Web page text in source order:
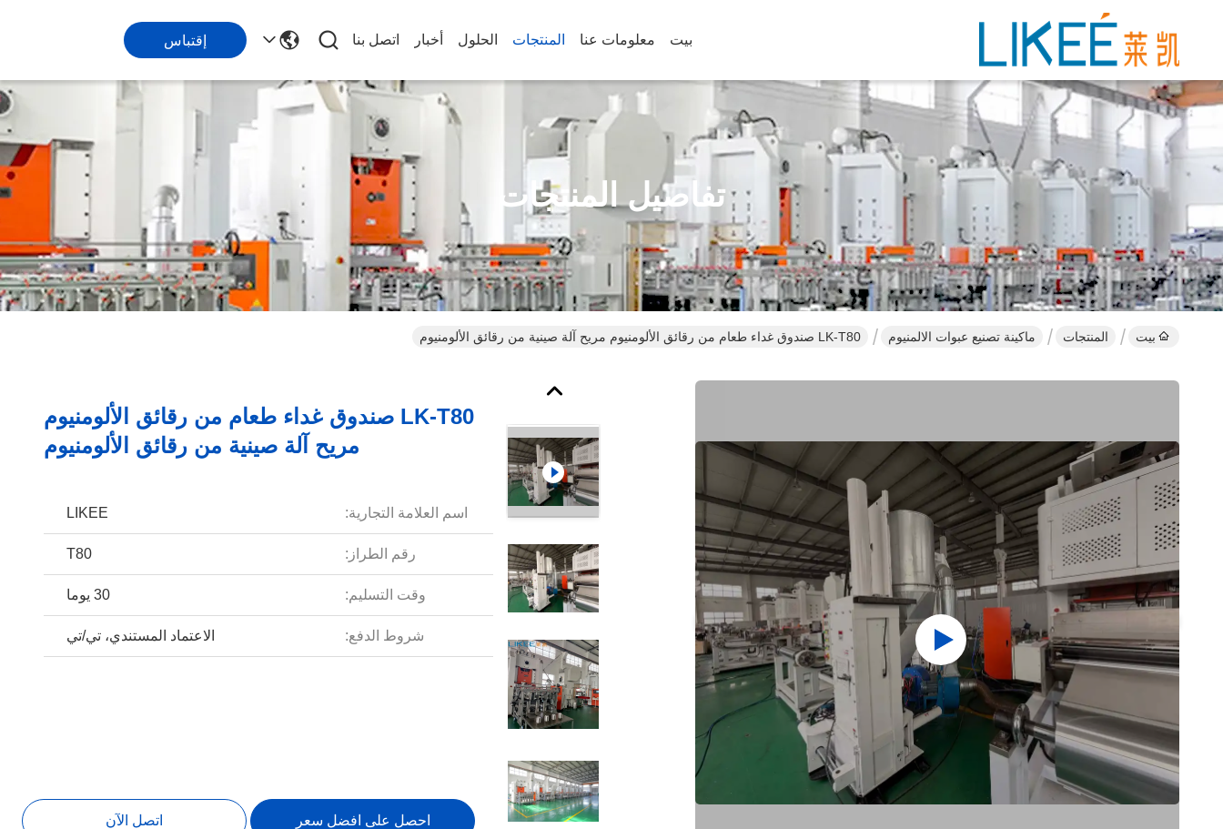
بيت معلومات عنا المنتجات الحلول أخبار اتصل بنا إقتباس
تفاصيل المنتجات
بيت المنتجات ماكينة تصنيع عبوات الالمنيوم LK-T80 صندوق غداء طعام من رقائق الألومنيوم مريح آلة صينية من رقائق الألومنيوم
LK-T80 صندوق غداء طعام من رقائق الألومنيوم
مريح آلة صينية من رقائق الألومنيوم
اسم العلامة التجارية: LIKEE
رقم الطراز: T80
وقت التسليم: 30 يوما
شروط الدفع: الاعتماد المستندي، تي/تي
احصل على افضل سعر اتصل الآن